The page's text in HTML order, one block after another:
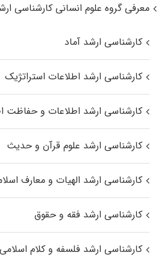
معرفی گروه علوم انسانی کارشناسی
کارشناسی ارشد آماد
کارشناسی ارشد اطلاعات استراتژیک
کارشناسی ارشد اطلاعات و حفاظت
کارشناسی ارشد علوم قرآن و حدیث
کارشناسی ارشد الهیات و معارف
کارشناسی ارشد فقه و حقوق
کارشناسی ارشد فلسفه و کلام اسلامی